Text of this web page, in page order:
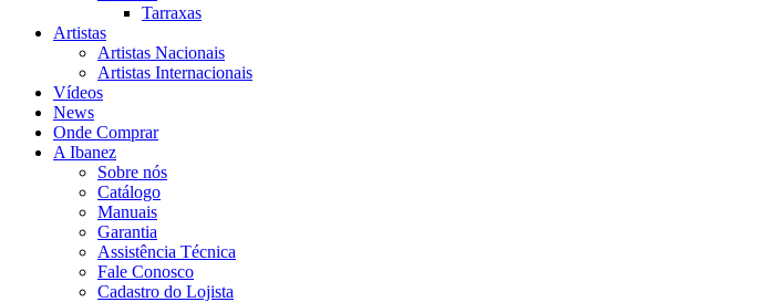
Tarraxas
Artistas
Artistas Nacionais
Artistas Internacionais
Vídeos
News
Onde Comprar
A Ibanez
Sobre nós
Catálogo
Manuais
Garantia
Assistência Técnica
Fale Conosco
Cadastro do Lojista